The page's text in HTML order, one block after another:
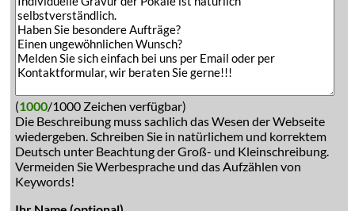
(1000/1000 Zeichen verfügbar)
Die Beschreibung muss sachlich das Wesen der Webseite
wiedergeben. Schreiben Sie in natürlichem und korrektem
Deutsch unter Beachtung der Groß- und Kleinschreibung.
Vermeiden Sie Werbesprache und das Aufzählen von
Keywords!